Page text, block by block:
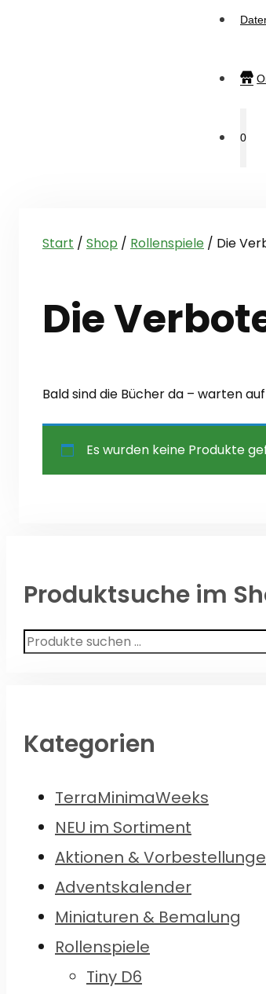
0
Start / Shop / Rollenspiele / Die
Die
Bald sind die Bücher da – warten
Es wurden keine Produkte
Produktsuche im
Suchen
Kategorien
TerraMinimaWeeks
NEU im Sortiment
Aktionen &
Adventskalender
Miniaturen & Bemalung
Rollenspiele
Tiny D6